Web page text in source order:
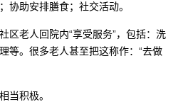
协助安排膳食；社交活动。
区老人回院内“享受服务”，包括：洗
等。很多老人甚至把这称作：“去做
当积极。